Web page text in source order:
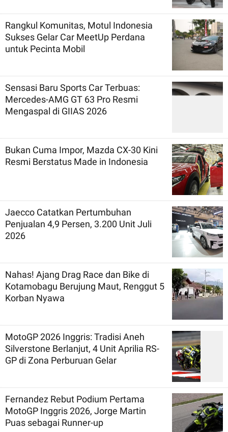
Rangkul Komunitas, Motul Indonesia
Sukses Gelar Car MeetUp Perdana
untuk Pecinta Mobil
Sensasi Baru Sports Car Terbuas:
Mercedes-AMG GT 63 Pro Resmi
Mengaspal di GIIAS 2026
Bukan Cuma Impor, Mazda CX-30 Kini
Resmi Berstatus Made in Indonesia
Jaecco Catatkan Pertumbuhan
Penjualan 4,9 Persen, 3.200 Unit Juli
2026
Nahas! Ajang Drag Race dan Bike di
Kotamobagu Berujung Maut, Renggut 5
Korban Nyawa
MotoGP 2026 Inggris: Tradisi Aneh
Silverstone Berlanjut, 4 Unit Aprilia RS-
GP di Zona Perburuan Gelar
Fernandez Rebut Podium Pertama
MotoGP Inggris 2026, Jorge Martin
Puas sebagai Runner-up